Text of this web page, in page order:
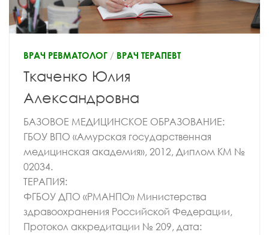
ВРАЧ РЕВМАТОЛОГ / ВРАЧ ТЕРАПЕВТ
Ткаченко Юлия
Александровна
БАЗОВОЕ МЕДИЦИНСКОЕ ОБРАЗОВАНИЕ:
ГБОУ ВПО «Амурская государственная
медицинская академия», 2012, Диплом КМ №
02034.
ТЕРАПИЯ:
ФГБОУ ДПО «РМАНПО» Министерства
здравоохранения Российской Федерации,
Протокол аккредитации № 209, дата: